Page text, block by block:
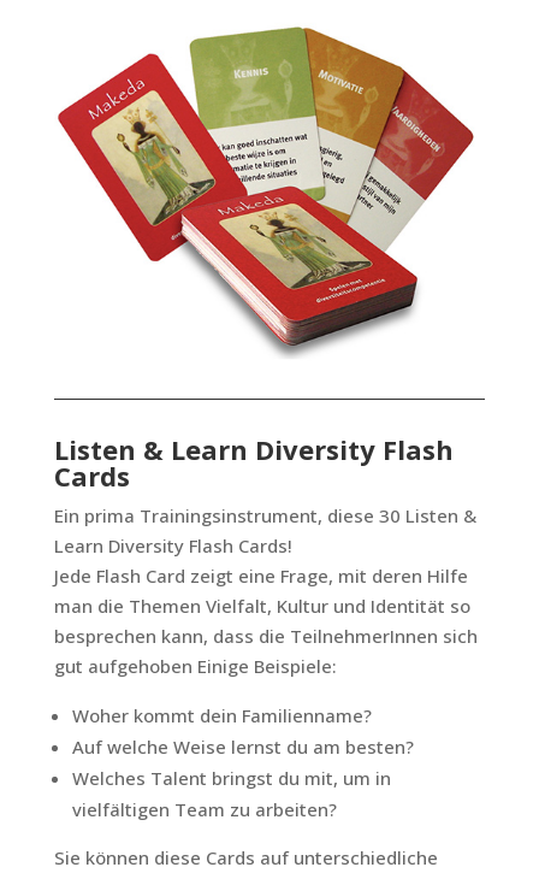
Listen & Learn Diversity Flash
Cards
Ein prima Trainingsinstrument, diese 30 Listen &
Learn Diversity Flash Cards!
Jede Flash Card zeigt eine Frage, mit deren Hilfe
man die Themen Vielfalt, Kultur und Identität so
besprechen kann, dass die TeilnehmerInnen sich
gut aufgehoben Einige Beispiele:
Woher kommt dein Familienname?
Auf welche Weise lernst du am besten?
Welches Talent bringst du mit, um in
vielfältigen Team zu arbeiten?
Sie können diese Cards auf unterschiedliche